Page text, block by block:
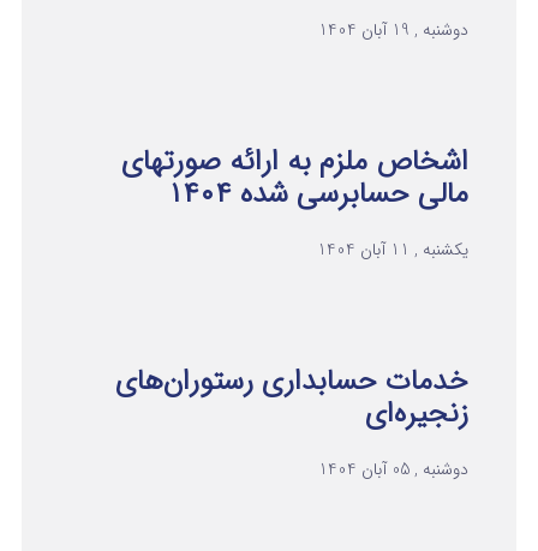
دوشنبه , 19 آبان 1404
اشخاص ملزم به ارائه صورتهای
مالی حسابرسی شده ۱۴۰۴
یکشنبه , 11 آبان 1404
خدمات حسابداری رستوران‌های
زنجیره‌ای
دوشنبه , 05 آبان 1404